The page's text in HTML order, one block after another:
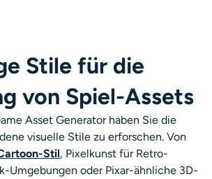
Stile für die
von Spiel-Assets
Asset Generator haben Sie die
visuelle Stile zu erforschen. Von
Stil, Pixelkunst für Retro-
Umgebungen oder Pixar-ähnliche 3D-